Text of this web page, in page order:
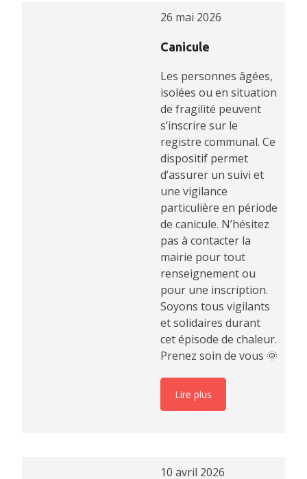
26 mai 2026
Canicule
Les personnes âgées,
isolées ou en situation
de fragilité peuvent
s’inscrire sur le
registre communal. Ce
dispositif permet
d’assurer un suivi et
une vigilance
particulière en période
de canicule. N’hésitez
pas à contacter la
mairie pour tout
renseignement ou
pour une inscription.
Soyons tous vigilants
et solidaires durant
cet épisode de chaleur.
Prenez soin de vous 🌞
Lire plus
10 avril 2026